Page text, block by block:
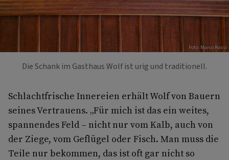
Foto: Marco Rossi
Die Schank im Gasthaus Wolf ist urig und traditionell.
Schlachtfrische Innereien erhält Wolf von Bauern
seines Vertrauens. „Für mich ist das ein weites,
spannendes Feld – nicht nur vom Kalb, auch von
der Ziege, vom Geflügel oder Fisch. Man muss die
Teile nur bekommen, das ist oft gar nicht so